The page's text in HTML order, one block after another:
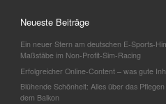
Neueste Beiträge
Ein neuer Stern am deutschen E-Sports-
Maßstäbe im Non-Profit-Sim-Racing
Erfolgreicher Online-Content – was gute
Blühende Schönheit: Alles über das
dem Balkon